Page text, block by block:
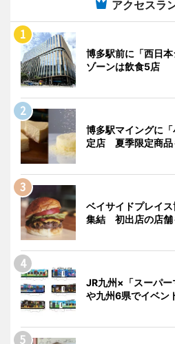
アクセスラ
博多駅前に「西日
ゾーンは飲食5店
博多駅マイングに
定店 夏季限定商品
ベイサイドプレイ
集結 初出店の店舗
JR九州×「スーパ
や九州6県でイベン